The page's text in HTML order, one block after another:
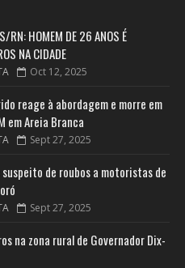
RN: HOMEM DE 26 ANOS É
NA CIDADE
Oct 12, 2025
reage à abordagem e morre em
em Areia Branca
Sept 27, 2025
de roubos a motoristas de
Sept 27, 2025
na zona rural de Governador Dix-